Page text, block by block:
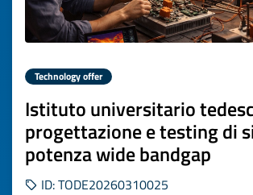
Technology offer
Istituto universitario
progettazione e testing di
potenza wide bandgap
ID: TODE20260310025